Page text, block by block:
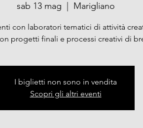
sab 13 mag Marigliano
con laboratori tematici di attività
progetti finali e processi creativi di
I biglietti non sono in vendita
Scopri gli altri eventi